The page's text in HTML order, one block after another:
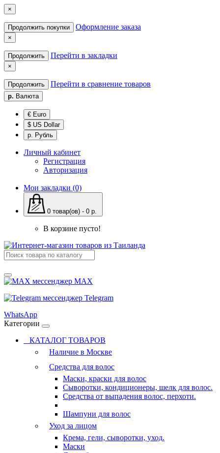
×
Продолжить покупки Оформление заказа
×
Продолжить Перейти в закладки
×
Продолжить Перейти в сравнение товаров
р. Валюта
€ Euro
$ US Dollar
р. Рубль
Личный кабинет
Регистрация
Авторизация
Мои закладки (0)
0 товар(ов) - 0 р.
В корзине пусто!
MAX
Telegram
WhatsApp
Категории
КАТАЛОГ ТОВАРОВ
Наличие в Москве
Средства для волос
Маски, краски для волос
Сыворотки, кондиционеры, шелк для волос.
Средства от выпадения волос, перхоти.
Шампуни для волос
Уход за лицом
Крема, гели, сыворотки, уход.
Маски